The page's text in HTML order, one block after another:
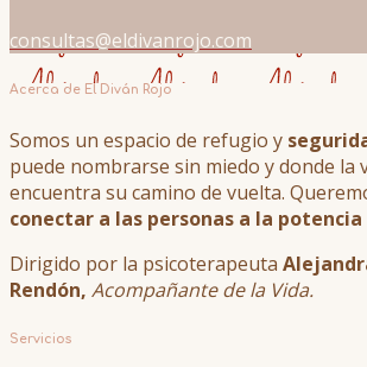
consultas@eldivanrojo.com
Acerca de El Diván Rojo
Somos un espacio de refugio y
puede nombrarse sin miedo y donde la
encuentra su camino de vuelta.
conectar a las personas a la potencia
Dirigido por la psicoterapeuta
Rendón, Acompañante de la Vida.
Servicios